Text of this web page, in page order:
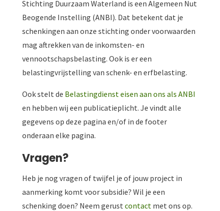
Stichting Duurzaam Waterland is een Algemeen Nut
Beogende Instelling (ANBI). Dat betekent dat je
schenkingen aan onze stichting onder voorwaarden
mag aftrekken van de inkomsten- en
vennootschapsbelasting. Ook is er een
belastingvrijstelling van schenk- en erfbelasting.
Ook stelt de Belastingdienst eisen aan ons als ANBI
en hebben wij een publicatieplicht. Je vindt alle
gegevens op deze pagina en/of in de footer
onderaan elke pagina.
Vragen?
Heb je nog vragen of twijfel je of jouw project in
aanmerking komt voor subsidie? Wil je een
schenking doen? Neem gerust contactmet ons op.